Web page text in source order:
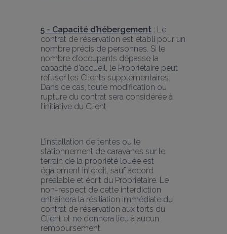
5 - Capacité d’hébergement : Le
contrat de réservation est établi pour un
nombre précis de personnes. Si le
nombre d’occupants dépasse la
capacité d'accueil, le Propriétaire peut
refuser les Clients supplémentaires.
Dans ce cas, toute modification ou
rupture du contrat sera considérée à
l’initiative du Client.
L’installation de tentes ou le
stationnement de caravanes sur le
terrain de la propriété louée est
également interdit, sauf accord
préalable et écrit du Propriétaire. Le
non-respect de cette interdiction
entrainera la résiliation immédiate du
contrat de réservation aux torts du
Client et ne donnera lieu à aucun
remboursement.